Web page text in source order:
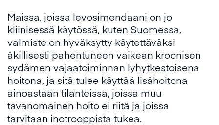
Maissa, joissa levosimendaani on jo
kliinisessä käytössä, kuten Suomessa,
valmiste on hyväksytty käytettäväksi
äkillisesti pahentuneen vaikean kroonisen
sydämen vajaatoiminnan lyhytkestoisena
hoitona, ja sitä tulee käyttää lisähoitona
ainoastaan tilanteissa, joissa muu
tavanomainen hoito ei riitä ja joissa
tarvitaan inotrooppista tukea.